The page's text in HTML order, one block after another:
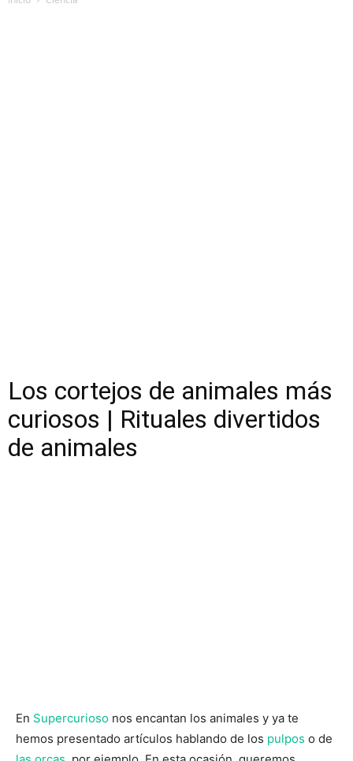
Los cortejos de animales más
curiosos | Rituales divertidos
de animales
En Supercurioso nos encantan los animales y ya te
hemos presentado artículos hablando de los pulpos o de